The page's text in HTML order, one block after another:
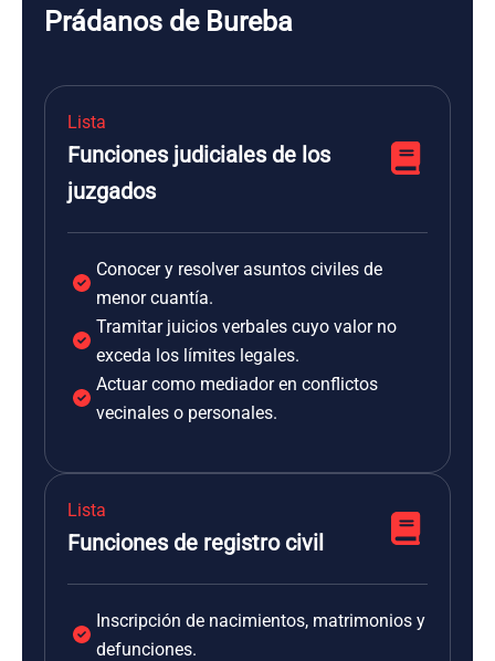
Prádanos de Bureba
Lista
Funciones judiciales de los
juzgados
Conocer y resolver asuntos civiles de
menor cuantía.
Tramitar juicios verbales cuyo valor no
exceda los límites legales.
Actuar como mediador en conflictos
vecinales o personales.
Lista
Funciones de registro civil
Inscripción de nacimientos, matrimonios y
defunciones.